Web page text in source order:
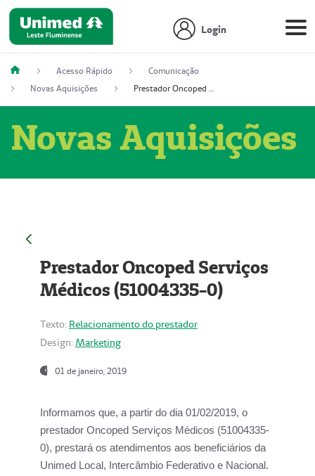
Login
Acesso Rápido
Comunicação
Novas Aquisições
Prestador Oncoped Serviços Médicos (51004335-0)
Novas Aquisições
Prestador Oncoped Serviços
Médicos (51004335-0)
Texto: Relacionamento do prestador
Design: Marketing
01 de janeiro, 2019
Informamos que, a partir do dia 01/02/2019, o
prestador Oncoped Serviços Médicos (51004335-
0), prestará os atendimentos aos beneficiários da
Unimed Local, Intercâmbio Federativo e Nacional.